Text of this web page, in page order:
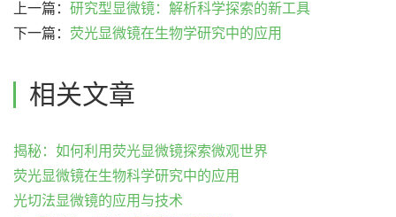
上一篇： 研究型显微镜：解析科学探索的新工具
下一篇： 荧光显微镜在生物学研究中的应用
相关文章
揭秘：如何利用荧光显微镜探索微观世界
荧光显微镜在生物科学研究中的应用
光切法显微镜的应用与技术